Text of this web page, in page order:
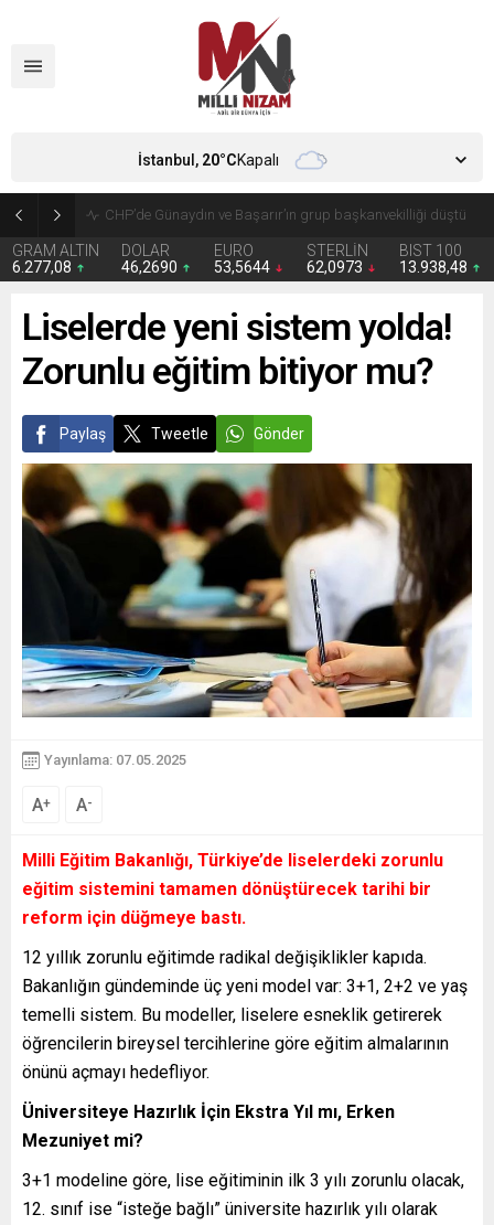
CHP’de Günaydın ve Başarır’ın grup başkanvekilliği düştü
GRAM ALTIN
6.277,08
DOLAR
46,2690
EURO
53,5644
STERLİN
62,0973
BIST 100
13.938,48
İstanbul, 20°CKapalı
Liselerde yeni sistem yolda!
Zorunlu eğitim bitiyor mu?
Paylaş Tweetle Gönder
Yayınlama: 07.05.2025
A+ A-
Milli Eğitim Bakanlığı, Türkiye’de liselerdeki zorunlu
eğitim sistemini tamamen dönüştürecek tarihi bir
reform için düğmeye bastı.
12 yıllık zorunlu eğitimde radikal değişiklikler kapıda.
Bakanlığın gündeminde üç yeni model var: 3+1, 2+2 ve yaş
temelli sistem. Bu modeller, liselere esneklik getirerek
öğrencilerin bireysel tercihlerine göre eğitim almalarının
önünü açmayı hedefliyor.
Üniversiteye Hazırlık İçin Ekstra Yıl mı, Erken
Mezuniyet mi?
3+1 modeline göre, lise eğitiminin ilk 3 yılı zorunlu olacak,
12. sınıf ise “isteğe bağlı” üniversite hazırlık yılı olarak